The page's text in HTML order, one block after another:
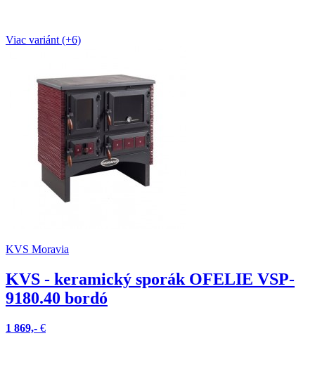
Viac variánt (+6)
KVS Moravia
KVS - keramický sporák OFELIE VSP-
9180.40 bordó
1 869,- €